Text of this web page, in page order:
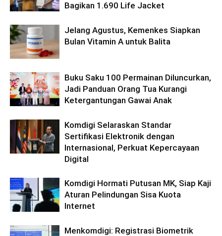
Bagikan 1.690 Life Jacket
Jelang Agustus, Kemenkes Siapkan
Bulan Vitamin A untuk Balita
Buku Saku 100 Permainan Diluncurkan,
Jadi Panduan Orang Tua Kurangi
Ketergantungan Gawai Anak
Komdigi Selaraskan Standar
Sertifikasi Elektronik dengan
Internasional, Perkuat Kepercayaan
Digital
Komdigi Hormati Putusan MK, Siap Kaji
Aturan Pelindungan Sisa Kuota
Internet
Menkomdigi: Registrasi Biometrik